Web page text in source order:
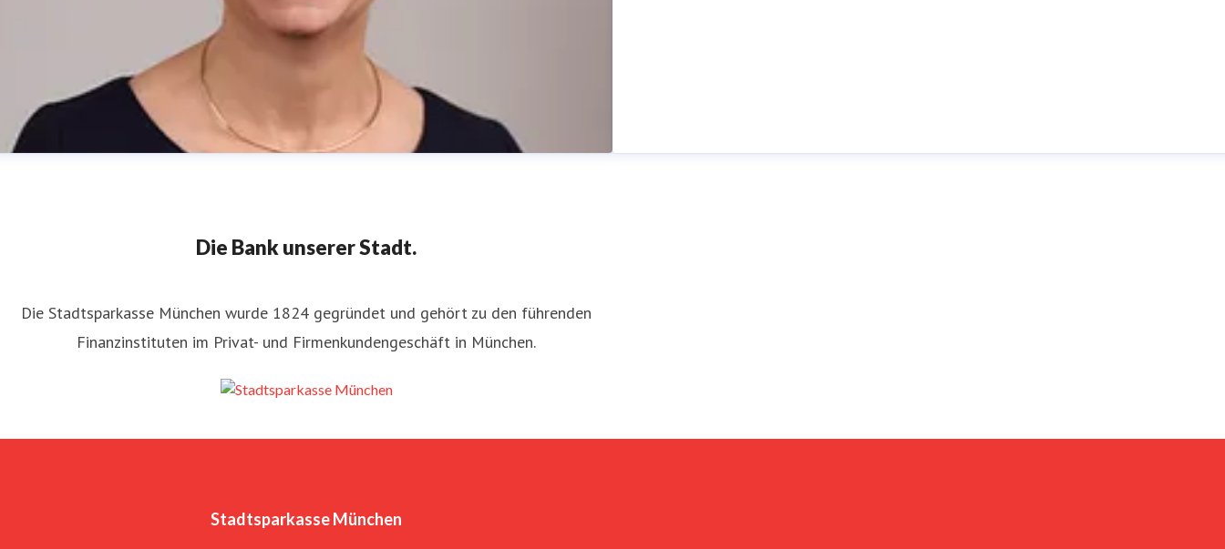
Leiterin Presse und Öffentlichkeitsarbeit presse@sskm.de
Die Bank unserer Stadt.
Die Stadtsparkasse München wurde 1824 gegründet und gehört zu den führenden
Finanzinstituten im Privat- und Firmenkundengeschäft in München.
Stadtsparkasse München